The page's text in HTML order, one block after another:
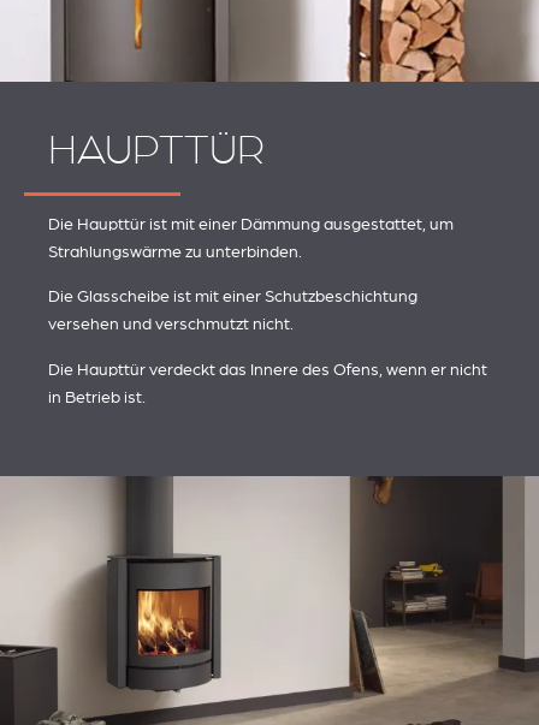
HAUPTTÜR
Die Haupttür ist mit einer Dämmung ausgestattet, um
Strahlungswärme zu unterbinden.
Die Glasscheibe ist mit einer Schutzbeschichtung
versehen und verschmutzt nicht.
Die Haupttür verdeckt das Innere des Ofens, wenn er nicht
in Betrieb ist.